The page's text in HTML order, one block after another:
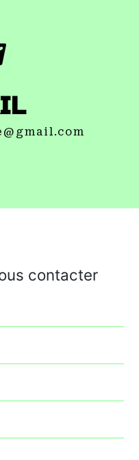
contacter